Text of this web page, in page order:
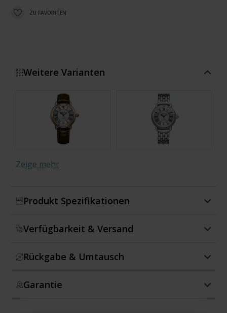
ZU FAVORITEN
Weitere Varianten
Zeige mehr
Produkt Spezifikationen
Verfügbarkeit & Versand
Rückgabe & Umtausch
Garantie